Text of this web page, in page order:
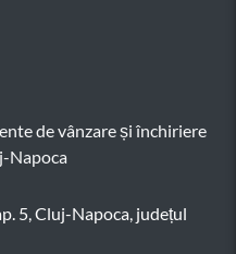
de vânzare și închiriere
Napoca
5, Cluj-Napoca, județul